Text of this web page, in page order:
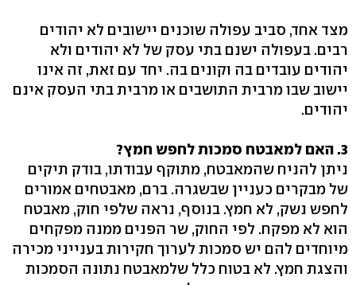
מצד אחד, סביב עפולה שוכנים יישובים לא יהודים
רבים. בעפולה ישנם בתי עסק של לא יהודים ולא
יהודים עובדים בה וקונים בה. יחד עם זאת, זה אינו
יישוב שבו מרבית התושבים או מרבית בתי העסק אינם
יהודים.
3. האם למאבטח סמכות לחפש חמץ?
ניתן להניח שהמאבטח, מתוקף עבודתו, בודק תיקים
של מבקרים כעניין שבשגרה. ברם, מאבטחים אמורים
לחפש נשק, לא חמץ. בנוסף, נראה שלפי חוק, מאבטח
הוא לא מפקח. לפי החוק, שר הפנים ממנה מפקחים
מיוחדים להם יש סמכות לערוך חקירות בענייני מכירה
והצגת חמץ. לא בטוח כלל שלמאבטח נתונה הסמכות